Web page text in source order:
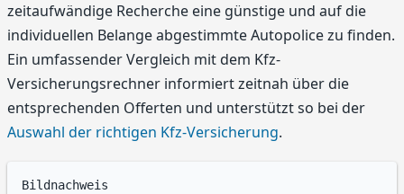
zeitaufwändige Recherche eine günstige und auf die
individuellen Belange abgestimmte Autopolice zu finden.
Ein umfassender Vergleich mit dem Kfz-
Versicherungsrechner informiert zeitnah über die
entsprechenden Offerten und unterstützt so bei der
Auswahl der richtigen Kfz-Versicherung.
Bildnachweis